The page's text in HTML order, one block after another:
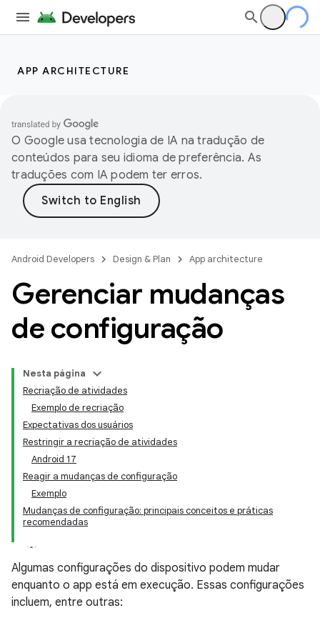
APP ARCHITECTURE
O Google usa tecnologia de IA na tradução de
conteúdos para seu idioma de preferência. As
traduções com IA podem ter erros.
Android Developers Design & Plan App architecture
Gerenciar mudanças
de configuração
Nesta página
Recriação de atividades
Exemplo de recriação
Expectativas dos usuários
Restringir a recriação de atividades
Android 17
Reagir a mudanças de configuração
Exemplo
Mudanças de configuração: principais conceitos e práticas
recomendadas
Algumas configurações do dispositivo podem mudar
enquanto o app está em execução. Essas configurações
incluem, entre outras: